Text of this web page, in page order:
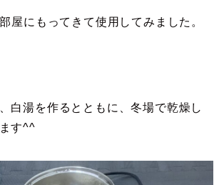
屋にもってきて使用してみました。
白湯を作るとともに、冬場で乾燥し
す^^